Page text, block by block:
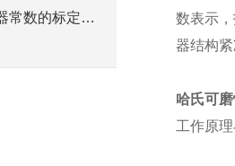
数表示
器结构
哈氏可
工作原
发热量热容量和仪器常数的标定的重要性